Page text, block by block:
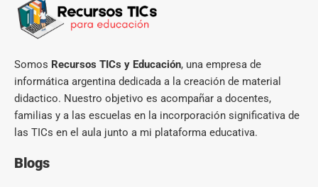
Somos Recursos TICs y Educación, una empresa de
informática argentina dedicada a la creación de material
didactico. Nuestro objetivo es acompañar a docentes,
familias y a las escuelas en la incorporación significativa de
las TICs en el aula junto a mi plataforma educativa.
Blogs